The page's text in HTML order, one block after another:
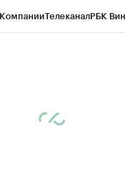
ТелеканалРБК